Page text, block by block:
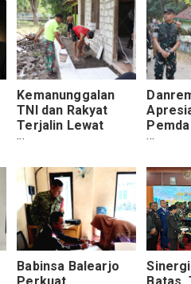
Kemanunggalan
TNI dan Rakyat
Terjalin Lewat
Rehabilitasi PAUD
Kabupaten Alor
0823
Babinsa Balearjo